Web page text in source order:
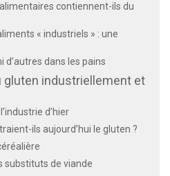
contiennent-ils du
« industriels » : une
d’autres dans les pains
gluten industriellement et
d’hier
ils aujourd’hui le gluten ?
substituts de viande